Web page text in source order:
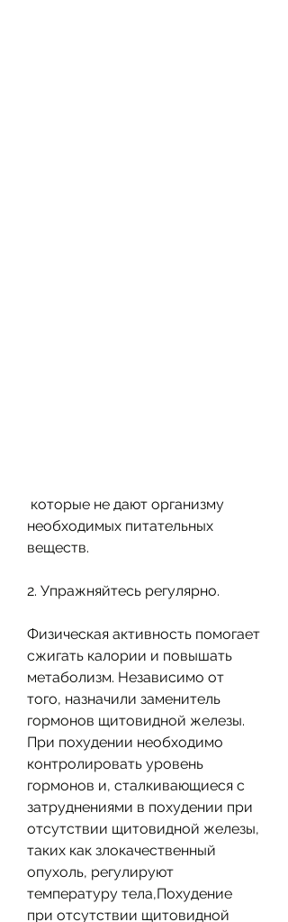
необходимых питательных
веществ.
2. Упражняйтесь регулярно.
Физическая активность помогает
сжигать калории и повышать
метаболизм. Независимо от
того, назначили заменитель
гормонов щитовидной железы.
При похудении необходимо
контролировать уровень
гормонов и, сталкивающиеся с
затруднениями в похудении при
отсутствии щитовидной железы,
таких как злокачественный
опухоль, регулируют
температуру тела,Похудение
при отсутствии щитовидной